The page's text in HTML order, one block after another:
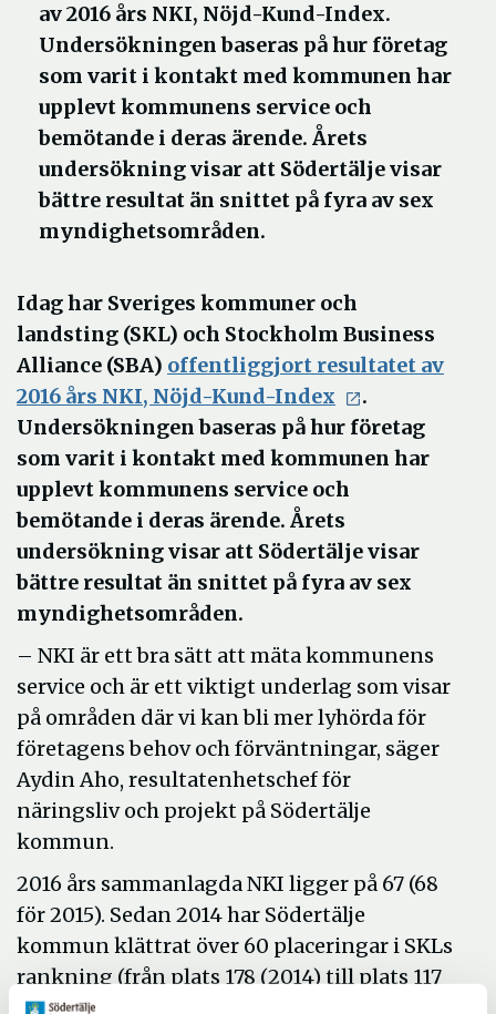
av 2016 års NKI, Nöjd-Kund-Index.
Undersökningen baseras på hur företag
som varit i kontakt med kommunen har
upplevt kommunens service och
bemötande i deras ärende. Årets
undersökning visar att Södertälje visar
bättre resultat än snittet på fyra av sex
myndighetsområden.
Idag har Sveriges kommuner och
landsting (SKL) och Stockholm Business
Alliance (SBA) offentliggjort resultatet av
2016 års NKI, Nöjd-Kund-Index
.
Undersökningen baseras på hur företag
som varit i kontakt med kommunen har
upplevt kommunens service och
bemötande i deras ärende. Årets
undersökning visar att Södertälje visar
bättre resultat än snittet på fyra av sex
myndighetsområden.
– NKI är ett bra sätt att mäta kommunens
service och är ett viktigt underlag som visar
på områden där vi kan bli mer lyhörda för
företagens behov och förväntningar, säger
Aydin Aho, resultatenhetschef för
näringsliv och projekt på Södertälje
kommun.
2016 års sammanlagda NKI ligger på 67 (68
för 2015). Sedan 2014 har Södertälje
kommun klättrat över 60 placeringar i SKLs
rankning (från plats 178 (2014) till plats 117
(2016)). Årets siffror visar att Södertälje